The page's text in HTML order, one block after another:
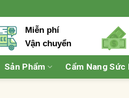
Miễn phí
Vận chuyển
Sản Phẩm Cẩm Nang Sức